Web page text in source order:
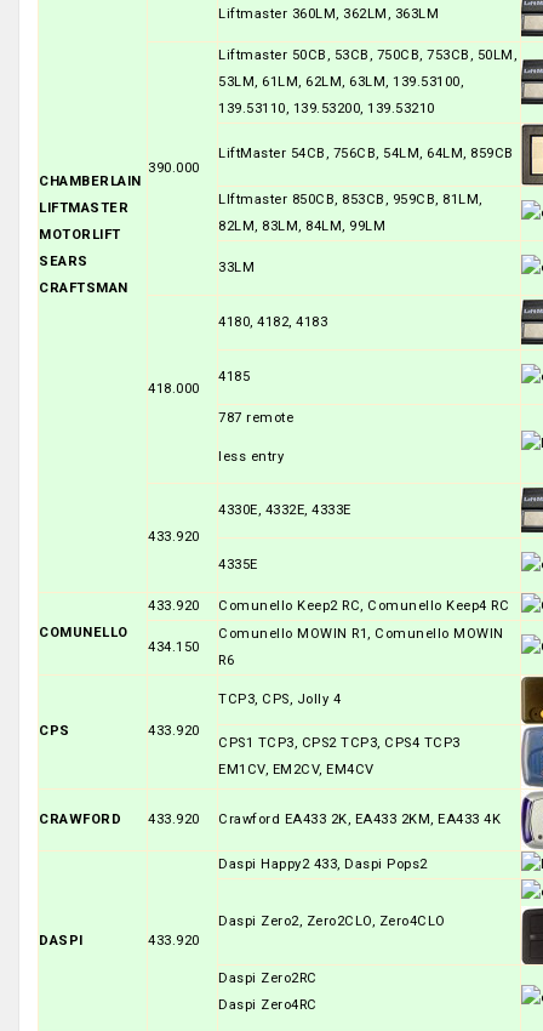
CHAMBERLAIN
LIFTMASTER
MOTORLIFT
SEARS
CRAFTSMAN
Liftmaster 360LM, 362LM, 363LM
390.000
Liftmaster 50CB, 53CB, 750CB, 753CB, 50LM,
53LM, 61LM, 62LM, 63LM, 139.53100,
139.53110, 139.53200, 139.53210
LiftMaster 54CB, 756CB, 54LM, 64LM, 859CB
LIftmaster 850CB, 853CB, 959CB, 81LM,
82LM, 83LM, 84LM, 99LM
33LM
418.000
4180, 4182, 4183
4185
787 remote
less entry
433.920
4330E, 4332E, 4333E
4335E
COMUNELLO
433.920 Comunello Keep2 RC, Comunello Keep4 RC
434.150
Comunello MOWIN R1, Comunello MOWIN
R6
CPS 433.920
TCP3, CPS, Jolly 4
CPS1 TCP3, CPS2 TCP3, CPS4 TCP3
EM1CV, EM2CV, EM4CV
CRAWFORD 433.920 Crawford EA433 2K, EA433 2KM, EA433 4K
DASPI 433.920
Daspi Happy2 433, Daspi Pops2
Daspi Zero2, Zero2CLO, Zero4CLO
Daspi Zero2RC
Daspi Zero4RC